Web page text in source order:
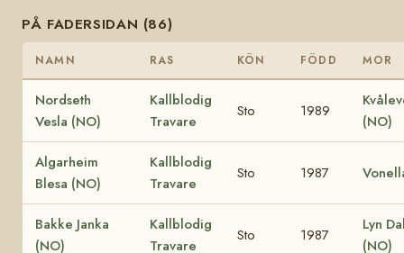
PÅ FADERSIDAN (86)
NAMN RAS KÖN FÖDD MOR
Nordseth
Vesla (NO)
Kallblodig
Travare
Sto 1989
(NO)
Algarheim
Blesa (NO)
Kallblodig
Travare
Sto 1987
Bakke Janka
(NO)
Kallblodig
Travare
Sto 1987
Lyn
(NO)